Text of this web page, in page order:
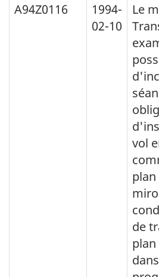
A94Z0116
1994-
02-10
Le
vol
de